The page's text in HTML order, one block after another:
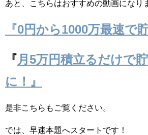
あと、こちらはおすすめの動画になり
『0円から1000万最速で
『 月5万円積立るだけで
に！』
是非こちらもご覧ください。
では、早速本題へスタートです！